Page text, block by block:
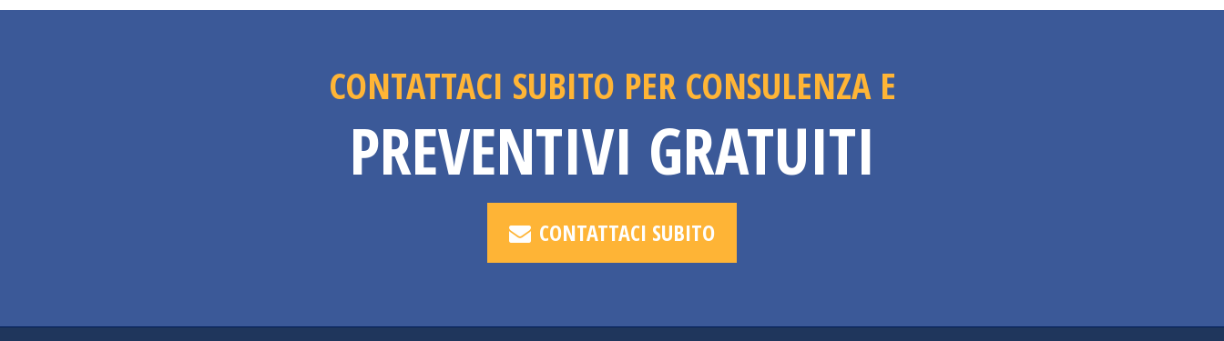
CONTATTACI SUBITO PER CONSULENZA E
PREVENTIVI GRATUITI
CONTATTACI SUBITO